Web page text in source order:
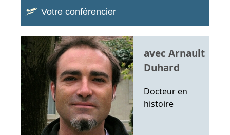
Votre conférencier
avec Arnault
Duhard
Docteur en
histoire